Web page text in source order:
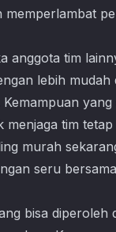
memperlambat
anggota tim
lebih mudah
yang
menjaga tim
murah
seru
bisa diperoleh